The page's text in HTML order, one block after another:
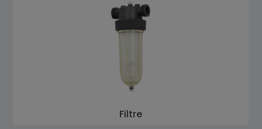
Filtre